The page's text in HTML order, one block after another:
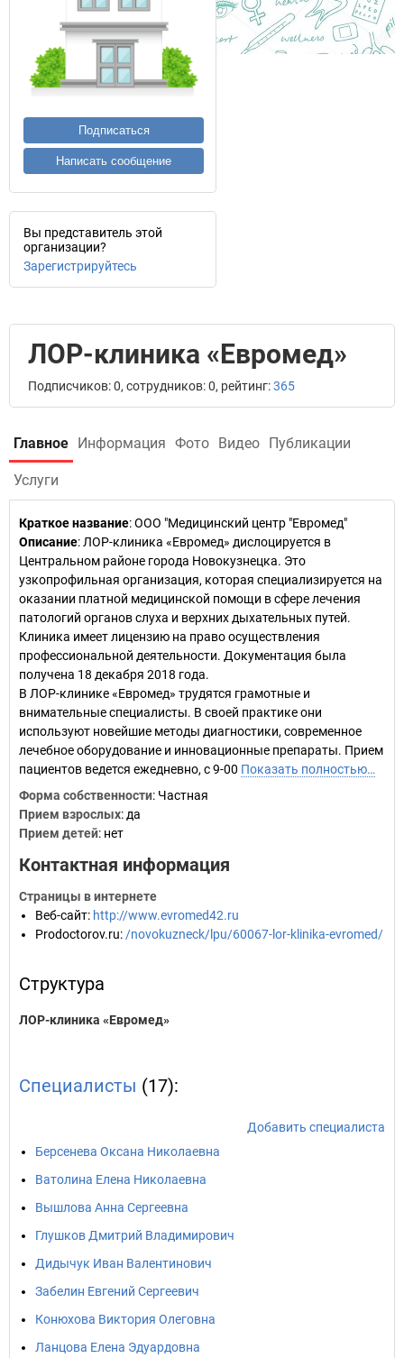
Подписаться
Написать сообщение
Вы представитель этой
организации?
Зарегистрируйтесь
ЛОР-клиника «Евромед»
Подписчиков: 0, сотрудников: 0, рейтинг:365
Главное Информация Фото Видео Публикации
Услуги
Краткое название:ООО "Медицинский центр "Евромед"
Описание: ЛОР-клиника «Евромед» дислоцируется в
Центральном районе города Новокузнецка. Это
узкопрофильная организация, которая специализируется на
оказании платной медицинской помощи в сфере лечения
патологий органов слуха и верхних дыхательных путей.
Клиника имеет лицензию на право осуществления
профессиональной деятельности. Документация была
получена 18 декабря 2018 года.
В ЛОР-клинике «Евромед» трудятся грамотные и
внимательные специалисты. В своей практике они
используют новейшие методы диагностики, современное
лечебное оборудование и инновационные препараты. Прием
пациентов ведется ежедневно, с 9-00 Показать полностью…
Форма собственности: Частная
Прием взрослых: да
Прием детей: нет
Контактная информация
Страницы в интернете
Веб-сайт: http://www.evromed42.ru
Prodoctorov.ru: /novokuzneck/lpu/60067-lor-klinika-evromed/
Структура
ЛОР-клиника «Евромед»
Специалисты (17):
Добавить специалиста
Берсенева Оксана Николаевна
Ватолина Елена Николаевна
Вышлова Анна Сергеевна
Глушков Дмитрий Владимирович
Дидычук Иван Валентинович
Забелин Евгений Сергеевич
Конюхова Виктория Олеговна
Ланцова Елена Эдуардовна